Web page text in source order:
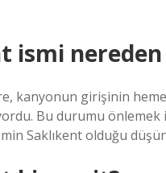
ismi
kanyonun girişinin
Bu durumu önlemek
Saklıkent olduğu